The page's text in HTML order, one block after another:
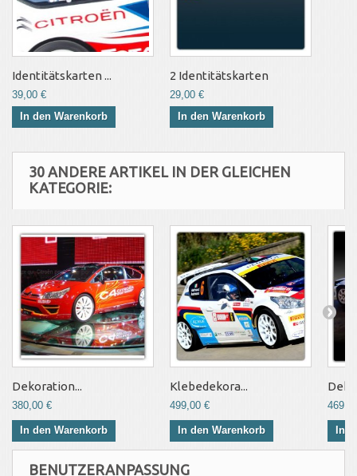
Identitätskarten ...
39,00 €
In den Warenkorb
2 Identitätskarten
29,00 €
In den Warenkorb
30 ANDERE ARTIKEL IN DER GLEICHEN
KATEGORIE:
Dekoration...
380,00 €
In den Warenkorb
Klebedekora...
499,00 €
In den Warenkorb In
BENUTZERANPASSUNG